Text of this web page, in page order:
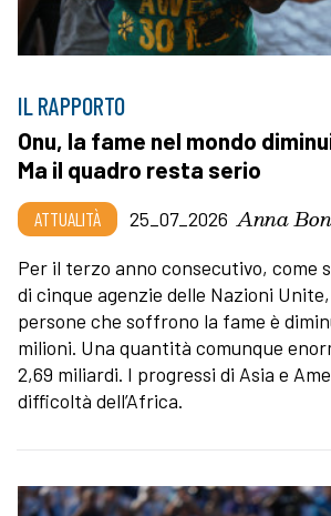
IL RAPPORTO
Onu, la fame nel mondo
Ma il quadro resta serio
ATTUALITÀ 25_07_2026 Anna
Per il terzo anno consecutivo, come
di cinque agenzie delle Nazioni
persone che soffrono la fame è
milioni. Una quantità comunque
2,69 miliardi. I progressi di Asia e
difficoltà dell’Africa.